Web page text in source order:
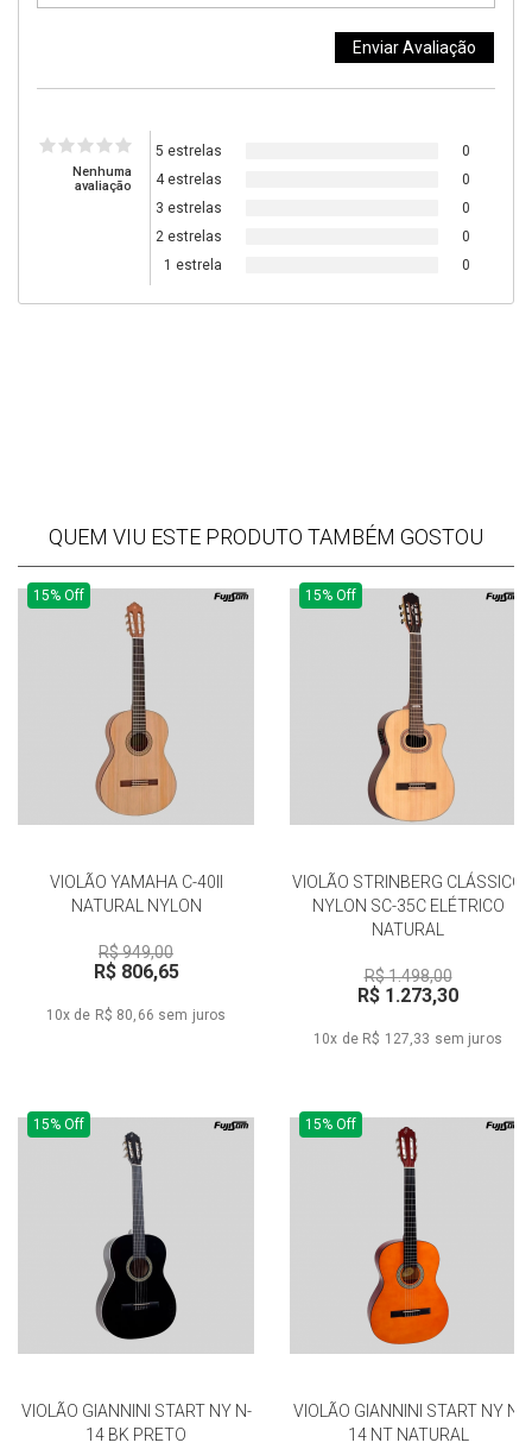
Nenhuma
avaliação
5 estrelas
0
4 estrelas
0
3 estrelas
0
2 estrelas
0
1 estrela
0
QUEM VIU ESTE PRODUTO TAMBÉM GOSTOU
15% Off
VIOLÃO YAMAHA C-40II
NATURAL NYLON
R$ 949,00
R$ 806,65
10x de R$ 80,66 sem juros
15% Off
VIOLÃO STRINBERG CLÁSSICO
NYLON SC-35C ELÉTRICO
NATURAL
R$ 1.498,00
R$ 1.273,30
10x de R$ 127,33 sem juros
15% Off
VIOLÃO GIANNINI START NY N-
14 BK PRETO
15% Off
VIOLÃO GIANNINI START NY N-
14 NT NATURAL